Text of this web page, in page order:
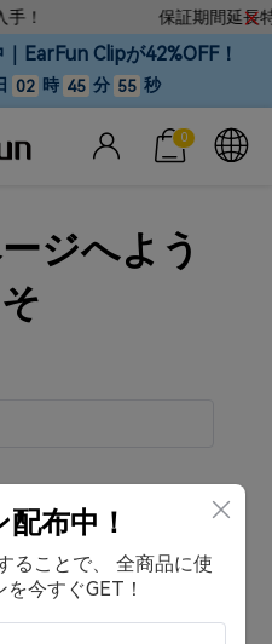
！ 保証期間延長
EarFun Clipが42%OFF！
02 時 45 分 55 秒
0
ジへよう
ン
布中！
ることで、 全商品に使
今すぐGET！